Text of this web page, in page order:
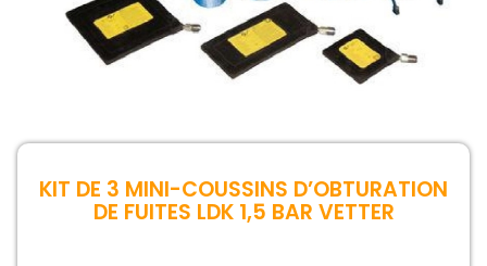
KIT DE 3 MINI-COUSSINS D’OBTURATION
DE FUITES LDK 1,5 BAR VETTER